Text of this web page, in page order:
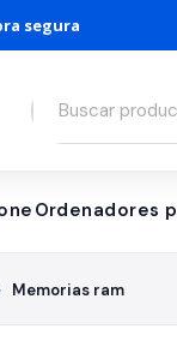
segura
Ordenadores
Memorias ram